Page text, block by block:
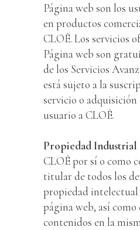
Página web son los
en productos
CLOÊ. Los servicios
Página web son
de los Servicios
está sujeto a la
servicio o
usuario a CLOÊ.
Propiedad
CLOÊ por sí o como
titular de todos los
propiedad
página web, así como
contenidos en la